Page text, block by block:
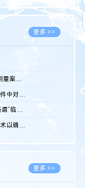
更多 >>
淘宝“B站推荐”店铺刷量案维持原判，两被告连带赔偿150万元
专利诉前行为保全案件中对仿制药申请人曾作出三类声明的考量及违...
直播带货诋毁同行 所谓“临场发挥”不免责
借助软件复现现有技术以确认相关参数特征是否被公开
更多 >>